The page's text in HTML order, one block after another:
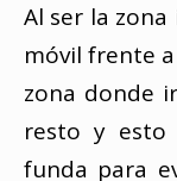
Al ser la
móvil frente
zona donde
resto y
funda para